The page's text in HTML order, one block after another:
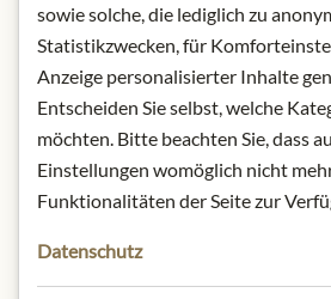
Real, 105, 13370/ Calzada
Calatrava, Ciudad Real/
* Wir bitten um
Produktdesign von der
ZUTATEN &
sowie solche, die lediglich zu
Statistikzwecken, für
Anzeige personalisierter Inhalte
Entscheiden Sie selbst, welche
möchten. Bitte beachten Sie, dass
Einstellungen womöglich nicht
Funktionalitäten der Seite zur
Datenschutz